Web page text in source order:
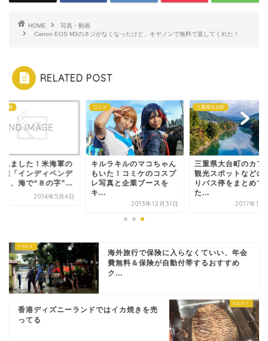
HOME
写真・動画
Canon EOS M3のネジがなくなったけど、キヤノンで無料で直してくれた！
RELATED POST
動画
見ました！米海軍の
艦「インディペンデ
」、海で“８の字”...
2014年5月4日
コミケ
キルラキルのマコちゃん
もいた！コミケのコスプ
レ写真と企業ブースを
キ...
2013年12月31日
三重県大台町
三重県大台町のカフ
観光スポットなどの
りバス停をまとめて
た...
2017年10
海外旅行で保険に入らなくていい、年会
費無料＆保険が自動付帯するおすすめ
ク...
香港ディズニーランドではイカ焼きを売
ってる